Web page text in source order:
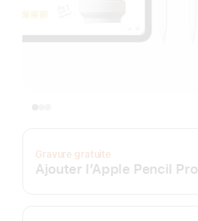
Gravure gratuite
Ajouter l’Apple Pencil Pro